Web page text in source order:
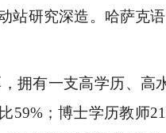
站研究深造。哈萨克
拥有一支高学历、高
59%；博士学历教师